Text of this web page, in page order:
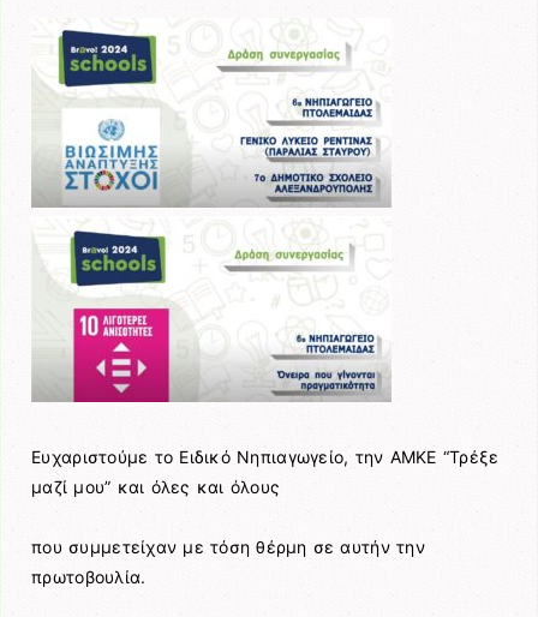
Ευχαριστούμε το Ειδικό Νηπιαγωγείο, την ΑΜΚΕ “Τρέξε
μαζί μου” και όλες και όλους
που συμμετείχαν με τόση θέρμη σε αυτήν την
πρωτοβουλία.